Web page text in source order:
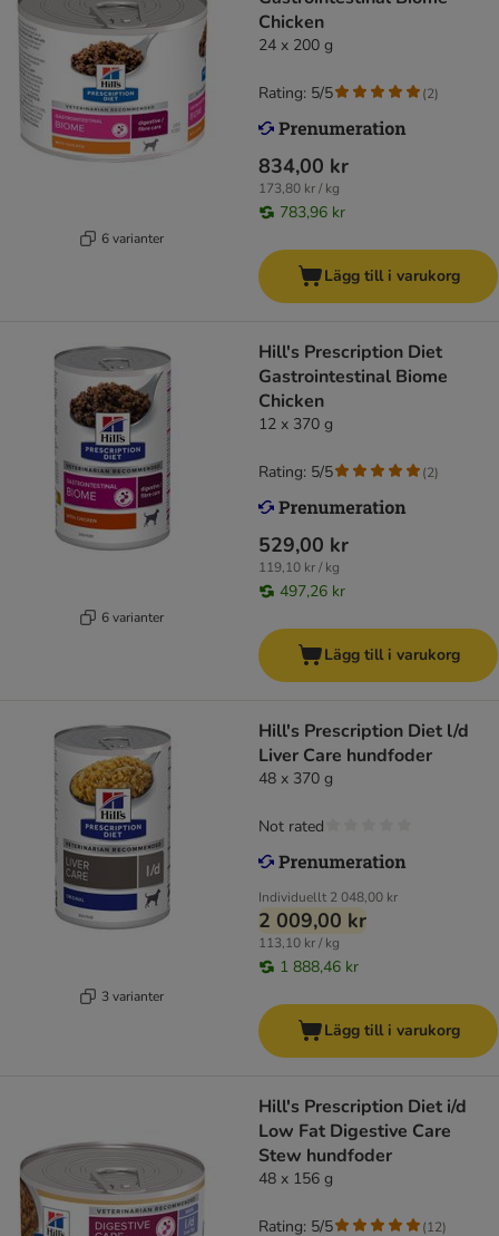
6 varianter
Chicken
24 x 200 g
834,00 kr
173,80 kr / kg
783,96 kr
Rating: 5/5 (2)
Lägg till i varukorg
6 varianter
Hill's Prescription Diet
Gastrointestinal Biome
Chicken
12 x 370 g
529,00 kr
119,10 kr / kg
497,26 kr
Rating: 5/5 (2)
Lägg till i varukorg
3 varianter
Hill's Prescription Diet l/d
Liver Care hundfoder
48 x 370 g
Individuellt 2 048,00 kr
2 009,00 kr
113,10 kr / kg
1 888,46 kr
Not rated
Lägg till i varukorg
Hill's Prescription Diet i/d
Low Fat Digestive Care
Stew hundfoder
48 x 156 g
Rating: 5/5 (12)